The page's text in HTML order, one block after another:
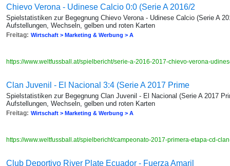
Chievo Verona - Udinese Calcio 0:0 (Serie A 2016/2
Spielstatistiken zur Begegnung Chievo Verona - Udinese Calcio (Serie A
Aufstellungen, Wechseln, gelben und roten Karten
Freitag: Wirtschaft > Marketing & Werbung > A
https://www.weltfussball.at/spielbericht/serie-a-2016-2017-chievo-verona-
Clan Juvenil - El Nacional 3:4 (Serie A 2017 Prime
Spielstatistiken zur Begegnung Clan Juvenil - El Nacional (Serie A 2017
Aufstellungen, Wechseln, gelben und roten Karten
Freitag: Wirtschaft > Marketing & Werbung > A
https://www.weltfussball.at/spielbericht/campeonato-2017-primera-etapa-cd-
Club Deportivo River Plate Ecuador - Fuerza Amaril